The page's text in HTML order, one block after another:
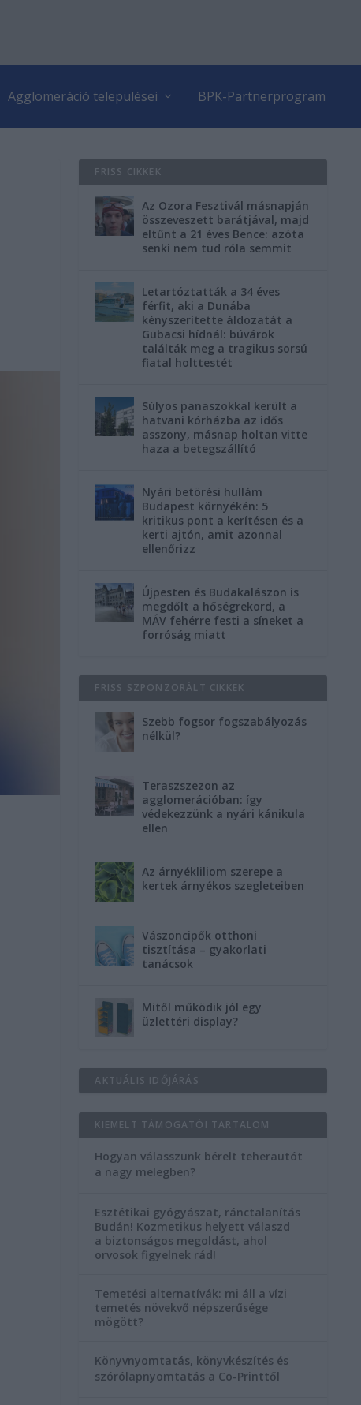
Agglomeráció települései BPK-Partnerprogram
FRISS CIKKEK
Az Ozora Fesztivál másnapján
összeveszett barátjával, majd
eltűnt a 21 éves Bence: azóta
senki nem tud róla semmit
Letartóztatták a 34 éves
férfit, aki a Dunába
kényszerítette áldozatát a
Gubacsi hídnál: búvárok
találták meg a tragikus sorsú
fiatal holttestét
Súlyos panaszokkal került a
hatvani kórházba az idős
asszony, másnap holtan vitte
haza a betegszállító
Nyári betörési hullám
Budapest környékén: 5
kritikus pont a kerítésen és a
kerti ajtón, amit azonnal
ellenőrizz
Újpesten és Budakalászon is
megdőlt a hőségrekord, a
MÁV fehérre festi a síneket a
forróság miatt
FRISS SZPONZORÁLT CIKKEK
Szebb fogsor fogszabályozás
nélkül?
Teraszszezon az
agglomerációban: így
védekezzünk a nyári kánikula
ellen
Az árnyékliliom szerepe a
kertek árnyékos szegleteiben
Vászoncipők otthoni
tisztítása – gyakorlati
tanácsok
Mitől működik jól egy
üzlettéri display?
AKTUÁLIS IDŐJÁRÁS
KIEMELT TÁMOGATÓI TARTALOM
Hogyan válasszunk bérelt teherautót
a nagy melegben?
Esztétikai gyógyászat, ránctalanítás
Budán! Kozmetikus helyett válaszd
a biztonságos megoldást, ahol
orvosok figyelnek rád!
Temetési alternatívák: mi áll a vízi
temetés növekvő népszerűsége
mögött?
Könyvnyomtatás, könyvkészítés és
szórólapnyomtatás a Co-Printtől